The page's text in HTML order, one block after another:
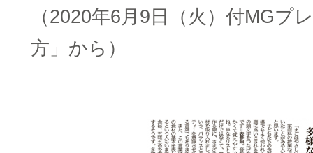
（2020年6月9日（火）付MGプ
方」から）